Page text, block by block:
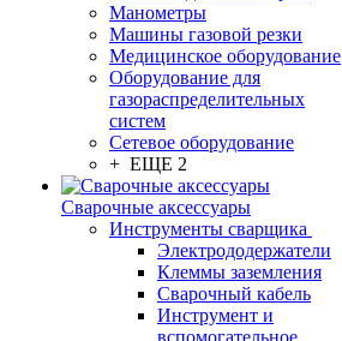
Манометры
Машины газовой резки
Медицинское оборудование
Оборудование для
газораспределительных
систем
Сетевое оборудование
+ ЕЩЕ 2
Сварочные аксессуары
Инструменты сварщика
Электрододержатели
Клеммы заземления
Сварочный кабель
Инструмент и
вспомогательное